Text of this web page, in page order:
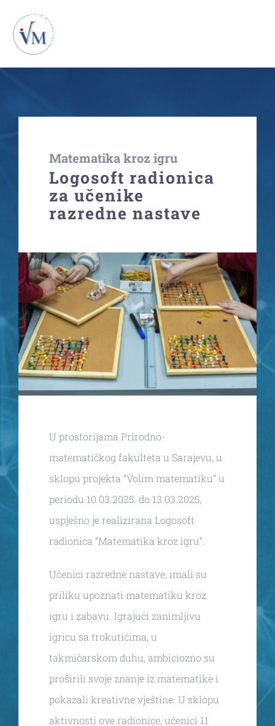
content
VM materijali
Kontakt
Matematika kroz igru
Logosoft radionica
za učenike
razredne nastave
U prostorijama Prirodno-
matematičkog fakulteta u Sarajevu, u
sklopu projekta “Volim matematiku” u
periodu 10.03.2025. do 13.03.2025,
uspješno je realizirana Logosoft
radionica “Matematika kroz igru”.
Učenici razredne nastave, imali su
priliku upoznati matematiku kroz
igru i zabavu. Igrajući zanimljivu
igricu sa trokutićima, u
takmičarskom duhu, ambiciozno su
proširili svoje znanje iz matematike i
pokazali kreativne vještine. U sklopu
aktivnosti ove radionice, učenici 11